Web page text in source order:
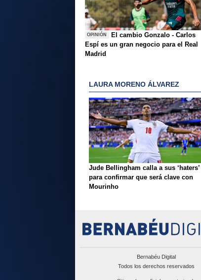
OPINIÓN
El cambio Gonzalo - Carlos
Espí es un gran negocio para el Real
Madrid
LAURA MORENO ÁLVAREZ
Jude Bellingham calla a sus ‘haters’
para confirmar que será clave con
Mourinho
Bernabéu Digital
Todos los derechos reservados